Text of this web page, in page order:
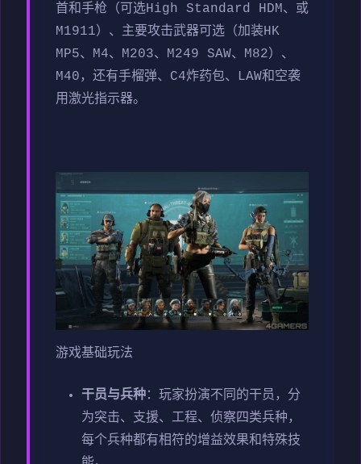
首和手枪（可选High Standard HDM、或
M1911）、主要攻击武器可选（加装HK
MP5、M4、M203、M249 SAW、M82）、
M40，还有手榴弹、C4炸药包、LAW和空袭
用激光指示器。
游戏基础玩法
干员与兵种：玩家扮演不同的干员，分
为突击、支援、工程、侦察四类兵种，
每个兵种都有相符的增益效果和特殊技